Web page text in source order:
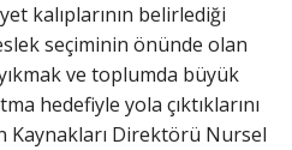
kalıplarının belirlediği
seçiminin önünde olan
ve toplumda büyük
hedefiyle yola çıktıklarını
Kaynakları Direktörü Nursel